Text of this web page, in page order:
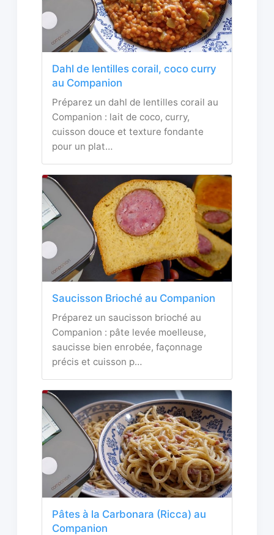
Dahl de lentilles corail, coco curry
au Companion
Préparez un dahl de lentilles corail au
Companion : lait de coco, curry,
cuisson douce et texture fondante
pour un plat…
Saucisson Brioché au Companion
Préparez un saucisson brioché au
Companion : pâte levée moelleuse,
saucisse bien enrobée, façonnage
précis et cuisson p…
Pâtes à la Carbonara (Ricca) au
Companion